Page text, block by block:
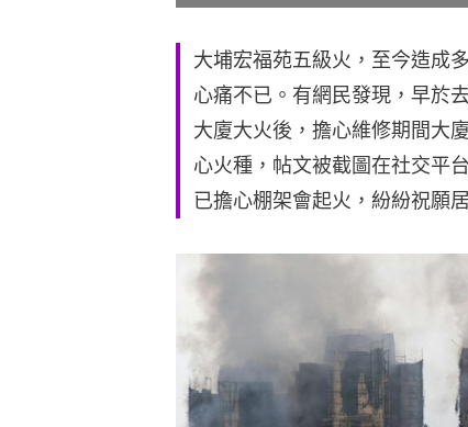
大埔宏福苑五級火，至今造成
心痛不已。有網民發現，早於
大廈大火後，擔心維修期間大
心火種，帖文被截圖在社交平
已擔心棚架會起火，紛紛祝願